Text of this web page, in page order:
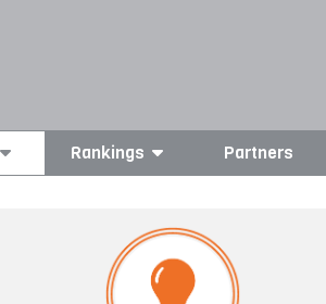
Rankings Partners